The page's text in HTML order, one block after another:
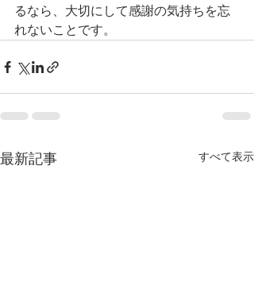
るなら、大切にして感謝の気持ちを忘
れないことです。
最新記事 すべて表示